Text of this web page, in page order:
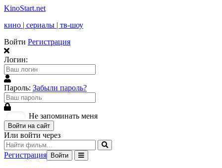
KinoStart.net
кино | сериалы | тв-шоу
Войти Регистрация
Логин:
Пароль: Забыли пароль?
Не запоминать меня
Войти на сайт
Или войти через
Регистрация Войти